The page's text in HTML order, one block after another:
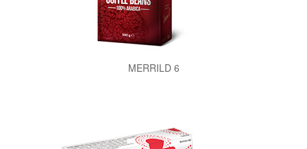
MERRILD 6